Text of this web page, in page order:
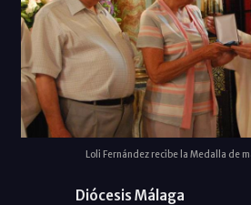
Loli Fernández recibe la Medalla de
Diócesis Málaga